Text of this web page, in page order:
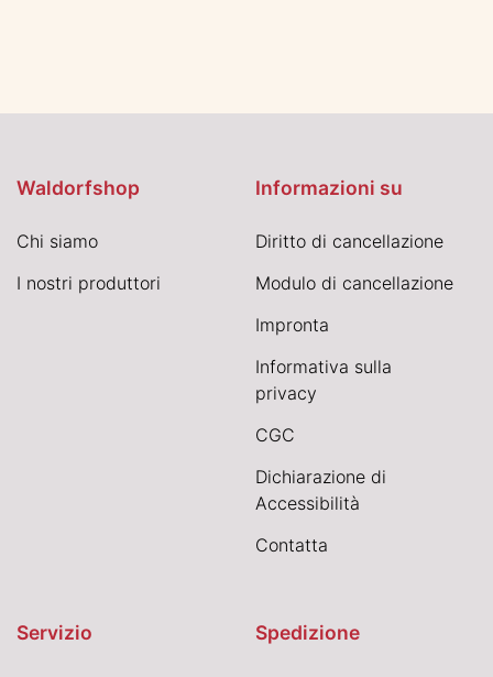
Waldorfshop
Chi siamo
I nostri produttori
Informazioni su
Diritto di cancellazione
Modulo di cancellazione
Impronta
Informativa sulla
privacy
CGC
Dichiarazione di
Accessibilità
Contatta
Servizio Spedizione